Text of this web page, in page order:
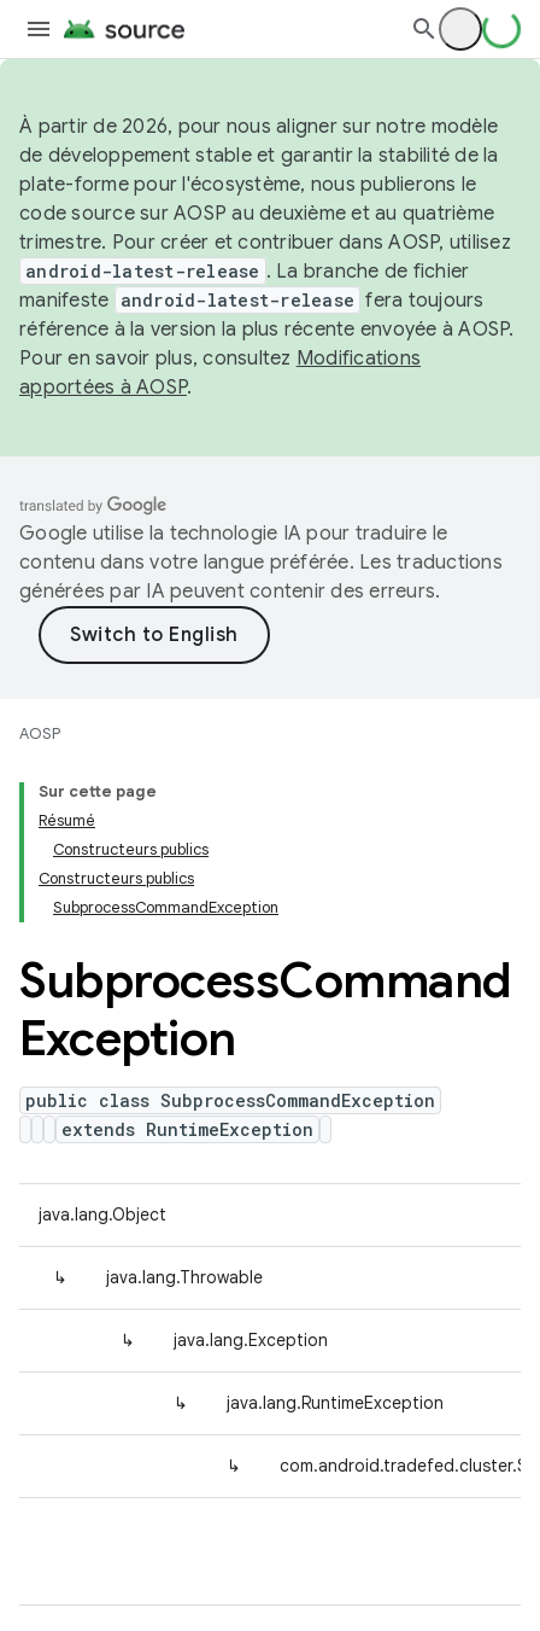
À partir de 2026, pour nous aligner sur notre modèle
de développement stable et garantir la stabilité de la
plate-forme pour l'écosystème, nous publierons le
code source sur AOSP au deuxième et au quatrième
trimestre. Pour créer et contribuer dans AOSP, utilisez
android-latest-release . La branche de fichier
manifeste android-latest-release fera toujours
référence à la version la plus récente envoyée à AOSP.
Pour en savoir plus, consultez Modifications
apportées à AOSP.
Google utilise la technologie IA pour traduire le
contenu dans votre langue préférée. Les traductions
générées par IA peuvent contenir des erreurs.
AOSP
Sur cette page
Résumé
Constructeurs publics
Constructeurs publics
SubprocessCommandException
SubprocessCommand
Exception
public class SubprocessCommandException
extends RuntimeException
java.lang.Object
↳ java.lang.Throwable
↳ java.lang.Exception
↳ java.lang.RuntimeException
↳